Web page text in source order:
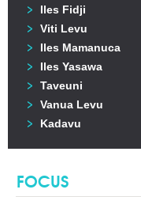
Iles Fidji
Viti Levu
Iles Mamanuca
Iles Yasawa
Taveuni
Vanua Levu
Kadavu
FOCUS